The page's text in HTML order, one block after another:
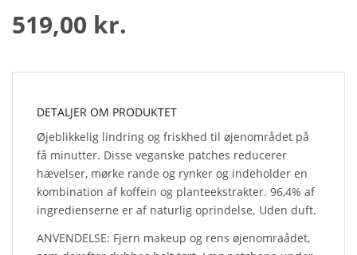
519,00 kr.
DETALJER OM PRODUKTET
Øjeblikkelig lindring og friskhed til øjenområdet på
få minutter. Disse veganske patches reducerer
hævelser, mørke rande og rynker og indeholder en
kombination af koffein og planteekstrakter. 96,4% af
ingredienserne er af naturlig oprindelse. Uden duft.
ANVENDELSE: Fjern makeup og rens øjenomraådet,